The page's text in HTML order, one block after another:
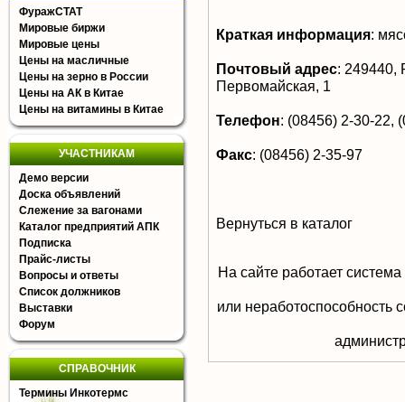
ФуражСТАТ
Мировые биржи
Мировые цены
Цены на масличные
Цены на зерно в России
Цены на АК в Китае
Цены на витамины в Китае
УЧАСТНИКАМ
Демо версии
Доска объявлений
Слежение за вагонами
Каталог предприятий АПК
Подписка
Прайс-листы
Вопросы и ответы
Список должников
Выставки
Форум
СПРАВОЧНИК
Термины Инкотермс
Краткая информация:
Почтовый адрес: 249440,
Первомайская, 1
Телефон: (08456) 2-30-22,
Факс: (08456) 2-35-97
Вернуться в каталог
На сайте работает
или неработоспособность